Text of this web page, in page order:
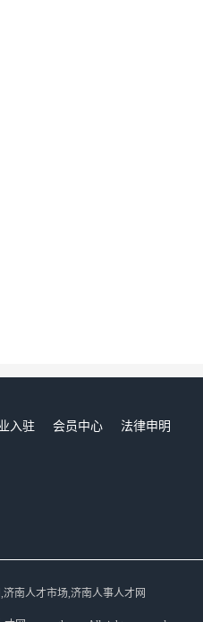
入驻 会员中心
法律申明
南人才市场,济南人事人才网